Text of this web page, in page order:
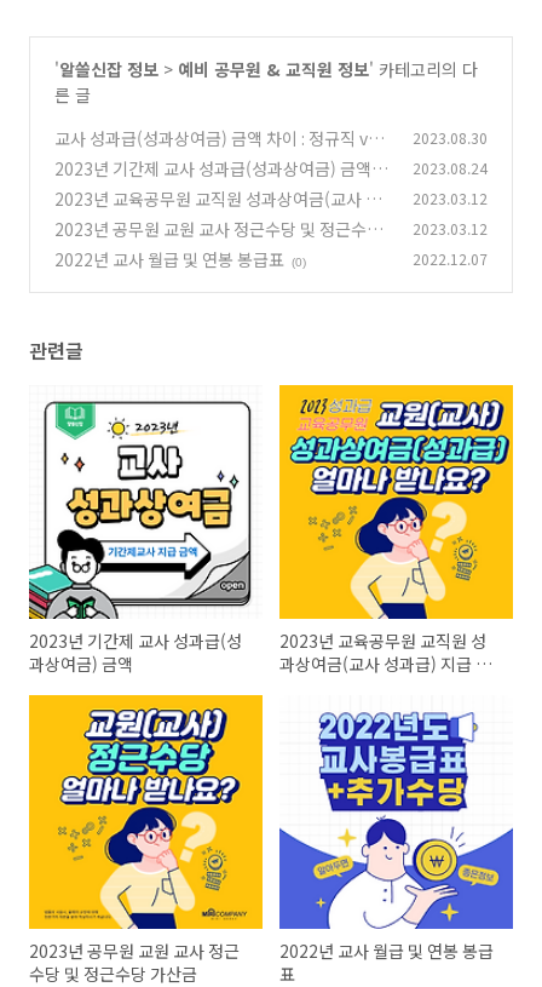
'알쓸신잡 정보 > 예비 공무원 & 교직원 정보' 카테고리의 다
른 글
교사 성과급(성과상여금) 금액 차이 : 정규직 vs
기간제
(0)
2023.08.30
2023년 기간제 교사 성과급(성과상여금) 금액
(6)
2023.08.24
2023년 교육공무원 교직원 성과상여금(교사 성
과급) 지급 시기 안내
(0)
2023.03.12
2023년 공무원 교원 교사 정근수당 및 정근수당
가산금
(0)
2023.03.12
2022년 교사 월급 및 연봉 봉급표 (0) 2022.12.07
관련글
2023년 기간제 교사 성과급(성
과상여금) 금액
2023년 교육공무원 교직원 성
과상여금(교사 성과급) 지급 시
2023년 공무원 교원 교사 정근
수당 및 정근수당 가산금
2022년 교사 월급 및 연봉 봉급
표